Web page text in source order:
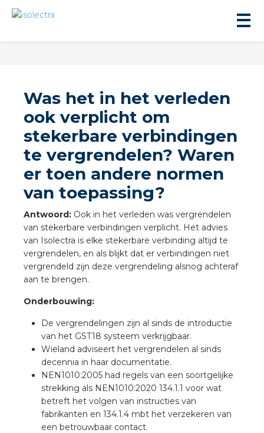
Was het in het verleden
ook verplicht om
stekerbare verbindingen
te vergrendelen? Waren
er toen andere normen
van toepassing?
Antwoord: Ook in het verleden was vergrendelen
van stekerbare verbindingen verplicht. Het advies
van Isolectra is elke stekerbare verbinding altijd te
vergrendelen, en als blijkt dat er verbindingen niet
vergrendeld zijn deze vergrendeling alsnog achteraf
aan te brengen.
Onderbouwing:
De vergrendelingen zijn al sinds de introductie
van het GST18 systeem verkrijgbaar.
Wieland adviseert het vergrendelen al sinds
decennia in haar documentatie.
NEN1010:2005 had regels van een soortgelijke
strekking als NEN1010:2020 134.1.1 voor wat
betreft het volgen van instructies van
fabrikanten en 134.1.4 mbt het verzekeren van
een betrouwbaar contact.
installeren
installeren
installeren